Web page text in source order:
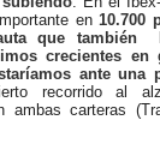
en10.700
que también
crecientes en
ante una
recorrido al
ambas carteras